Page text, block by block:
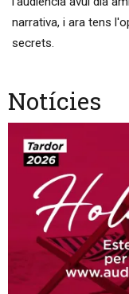
narrativa, i ara tens
secrets.
Notícies